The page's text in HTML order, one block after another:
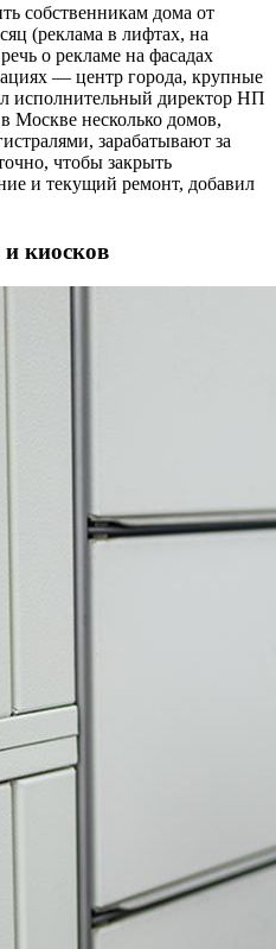
собственникам дома от
(реклама в лифтах, на
о рекламе на фасадах
— центр города, крупные
исполнительный директор НП
несколько домов,
зарабатывают за
чтобы закрыть
и текущий ремонт, добавил
и киосков